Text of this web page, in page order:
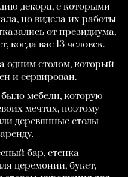
декора, с которыми
но видела их работы
от президиума,
когда вас 13 человек.
столом, который
и сервирован.
мебели, которую
мечтах, поэтому
деревянные столы
бар, стенка
церемонии, букет,